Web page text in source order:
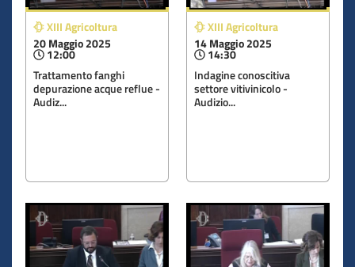
XIII Agricoltura
20 Maggio 2025
12:00
Trattamento fanghi
depurazione acque reflue -
Audiz...
XIII Agricoltura
14 Maggio 2025
14:30
Indagine conoscitiva
settore vitivinicolo -
Audizio...